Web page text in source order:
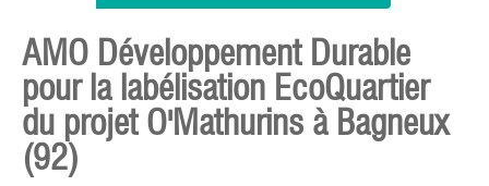
AMO Développement Durable
pour la labélisation EcoQuartier
du projet O'Mathurins à Bagneux
(92)